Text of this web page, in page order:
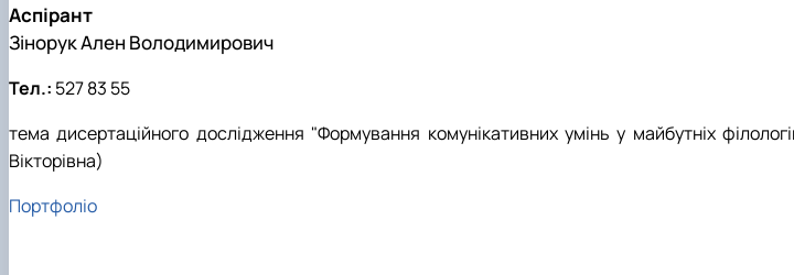
Аспірант
Зінорук Ален Володимирович
Тел.: 527 83 55
тема дисертаційного дослідження "Формування комунікативних умінь у майбутніх
Вікторівна)
Портфоліо